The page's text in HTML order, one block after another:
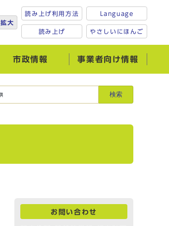
拡大
読み上げ利用方法
読み上げ
Language
やさしいにほんご
市政情報 事業者向け情報
検索
お問い合わせ